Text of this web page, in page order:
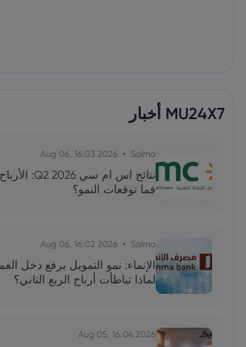
MU24X7 أخبار
Salma
2026 Aug 06, 16:03
فما توقعات النمو؟
Salma
2026 Aug 06, 16:02
لماذا تباطأت أرباح الربع الثاني؟
2026 Aug 05, 16:04